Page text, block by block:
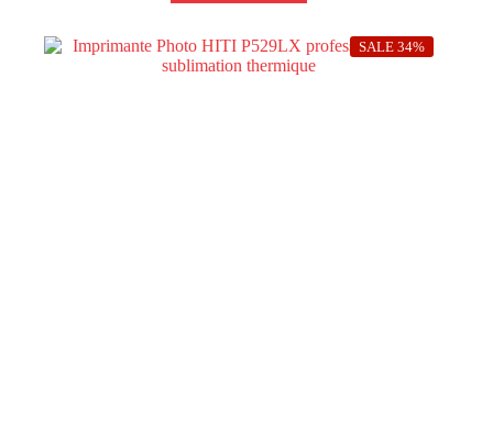
SALE 34%